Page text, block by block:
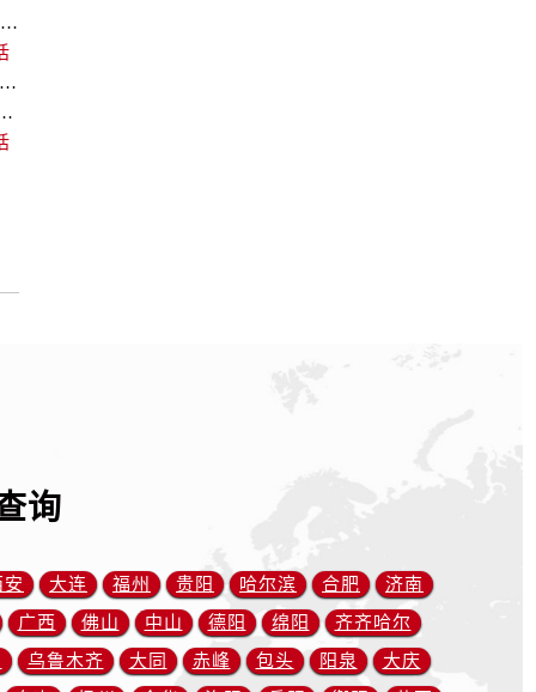
杭州欧米茄回收价格查询和各大回收平台实测排行（2026年7月最新数据）
郑州欧米茄回收价格查询及各大平台实测排行(2026年7月最新数据)
址及官方电话权威信息通告（2026年7月最新）
询
安 大连 福州 贵阳 哈尔滨 合肥
济南
广西
佛山 中山 德阳 绵阳
齐齐哈尔
乌鲁木齐 大同 赤峰 包头 阳泉
大庆